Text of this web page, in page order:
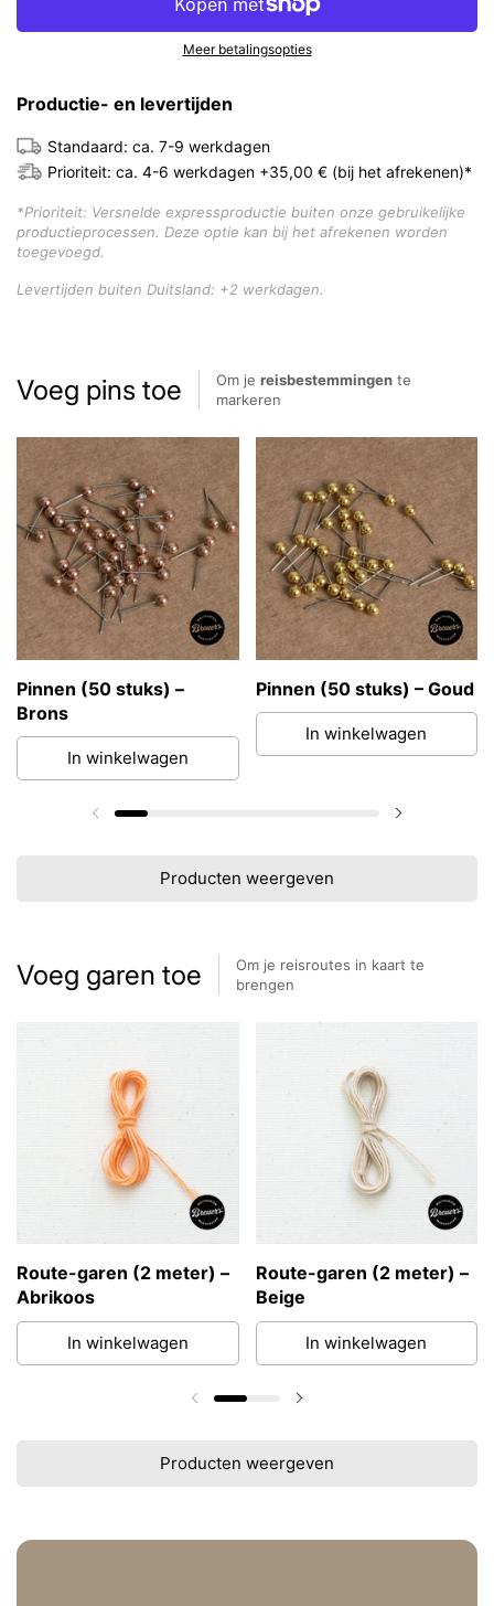
Meer betalingsopties
Productie- en levertijden
Standaard: ca. 7-9 werkdagen
Prioriteit: ca. 4-6 werkdagen +35,00 € (bij het afrekenen)*
*Prioriteit: Versnelde expressproductie buiten onze gebruikelijke
productieprocessen. Deze optie kan bij het afrekenen worden
toegevoegd.
Levertijden buiten Duitsland: +2 werkdagen.
Voeg pins toe Om je reisbestemmingen te
markeren
Pinnen (50 stuks) –
Brons
In winkelwagen
Pinnen (50 stuks) – Goud
In winkelwagen
Vorige dia
Producten weergeven
Voeg garen toe
Om je reisroutes in kaart te
brengen
Route-garen (2 meter) –
Abrikoos
In winkelwagen
Route-garen (2 meter) –
Beige
In winkelwagen
Vorige dia
Producten weergeven